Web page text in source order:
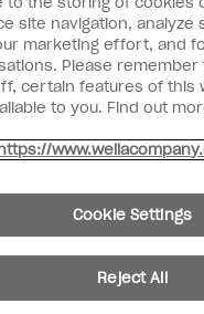
扱い
は販売しないでください
Wella Operations US LLC, 無断複写
site navigation, analyze
marketing effort, and
Please remember
certain features of this
to you. Find out
Cookie Settings
Reject All